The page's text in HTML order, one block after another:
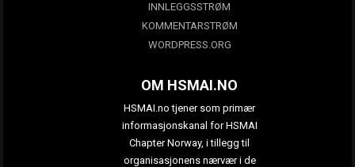
INNLEGGSSTRØM
KOMMENTARSTRØM
WORDPRESS.ORG
OM HSMAI.NO
HSMAI.no tjener som primær
informasjonskanal for HSMAI
Chapter Norway, i tillegg til
organisasjonens nærvær i de